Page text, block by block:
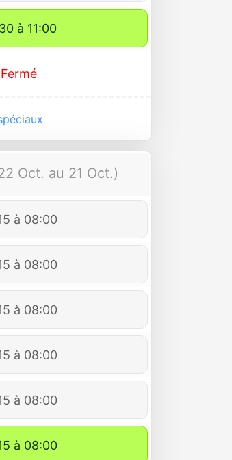
à 11:00
Fermé
Oct. au 21 Oct.)
à 08:00
à 08:00
à 08:00
à 08:00
à 08:00
à 08:00